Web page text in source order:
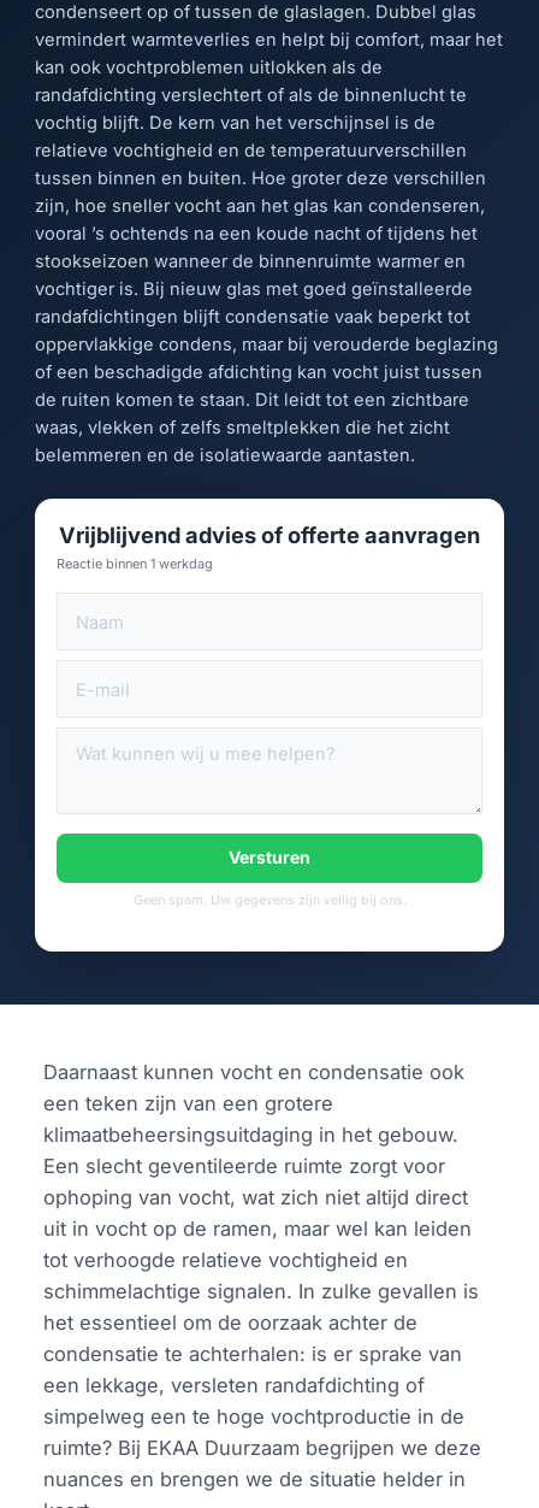
condenseert op of tussen de glaslagen. Dubbel glas
vermindert warmteverlies en helpt bij comfort, maar het
kan ook vochtproblemen uitlokken als de
randafdichting verslechtert of als de binnenlucht te
vochtig blijft. De kern van het verschijnsel is de
relatieve vochtigheid en de temperatuurverschillen
tussen binnen en buiten. Hoe groter deze verschillen
zijn, hoe sneller vocht aan het glas kan condenseren,
vooral ’s ochtends na een koude nacht of tijdens het
stookseizoen wanneer de binnenruimte warmer en
vochtiger is. Bij nieuw glas met goed geïnstalleerde
randafdichtingen blijft condensatie vaak beperkt tot
oppervlakkige condens, maar bij verouderde beglazing
of een beschadigde afdichting kan vocht juist tussen
de ruiten komen te staan. Dit leidt tot een zichtbare
waas, vlekken of zelfs smeltplekken die het zicht
belemmeren en de isolatiewaarde aantasten.
Vrijblijvend advies of offerte aanvragen
Reactie binnen 1 werkdag
Versturen
Geen spam. Uw gegevens zijn veilig bij ons.
Daarnaast kunnen vocht en condensatie ook
een teken zijn van een grotere
klimaatbeheersingsuitdaging in het gebouw.
Een slecht geventileerde ruimte zorgt voor
ophoping van vocht, wat zich niet altijd direct
uit in vocht op de ramen, maar wel kan leiden
tot verhoogde relatieve vochtigheid en
schimmelachtige signalen. In zulke gevallen is
het essentieel om de oorzaak achter de
condensatie te achterhalen: is er sprake van
een lekkage, versleten randafdichting of
simpelweg een te hoge vochtproductie in de
ruimte? Bij EKAA Duurzaam begrijpen we deze
nuances en brengen we de situatie helder in